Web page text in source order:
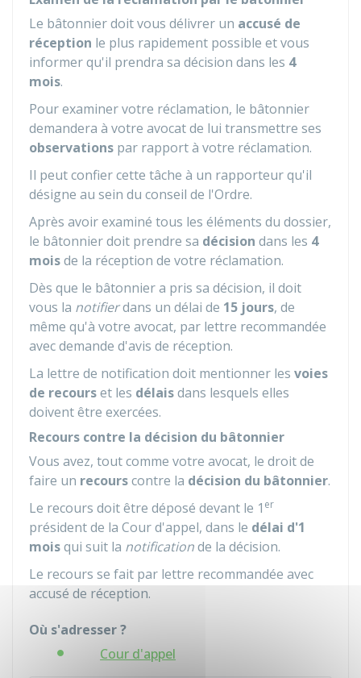
Le bâtonnier doit vous délivrer un accusé de
réception le plus rapidement possible et vous
informer qu'il prendra sa décision dans les 4
mois.
Pour examiner votre réclamation, le bâtonnier
demandera à votre avocat de lui transmettre ses
observations par rapport à votre réclamation.
Il peut confier cette tâche à un rapporteur qu'il
désigne au sein du conseil de l'Ordre.
Après avoir examiné tous les éléments du dossier,
le bâtonnier doit prendre sa décision dans les 4
moisde la réception de votre réclamation.
Dès que le bâtonnier a pris sa décision, il doit
vous la notifierdans un délai de 15 jours, de
même qu'à votre avocat, par lettre recommandée
avec demande d'avis de réception.
La lettre de notification doit mentionner les voies
de recourset les délaisdans lesquels elles
doivent être exercées.
Recours contre la décision du bâtonnier
Vous avez, tout comme votre avocat, le droit de
faire un recourscontre la décision du bâtonnier.
Le recours doit être déposé devant le 1 er
président de la Cour d'appel, dans le délai d'1
moisqui suit la notificationde la décision.
Le recours se fait par lettre recommandée avec
accusé de réception.
Où s'adresser ?
Cour d'appel